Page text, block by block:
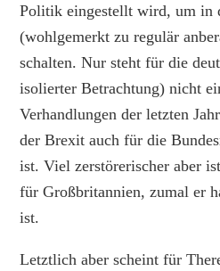
Politik eingestellt wird, um in
(wohlgemerkt zu regulär
schalten. Nur steht für die
isolierter Betrachtung) nicht
Verhandlungen der letzten
der Brexit auch für die
ist. Viel zerstörerischer aber
für Großbritannien, zumal er
ist.
Letztlich aber scheint für